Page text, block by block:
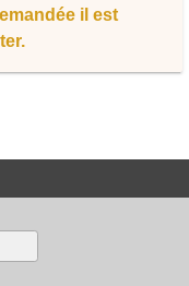
il est